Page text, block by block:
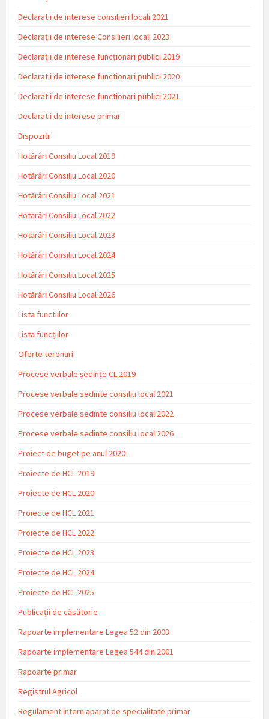
Declaratii de interese consilieri locali 2021
Declarații de interese Consilieri locali 2023
Declarații de interese funcționari publici 2019
Declaratii de interese functionari publici 2020
Declaratii de interese functionari publici 2021
Declaratii de interese primar
Dispozitii
Hotărâri Consiliu Local 2019
Hotărâri Consiliu Local 2020
Hotărâri Consiliu Local 2021
Hotărâri Consiliu Local 2022
Hotărâri Consiliu Local 2023
Hotărâri Consiliu Local 2024
Hotărâri Consiliu Local 2025
Hotărâri Consiliu Local 2026
Lista functiilor
Lista funcțiilor
Oferte terenuri
Procese verbale ședințe CL 2019
Procese verbale sedinte consiliu local 2021
Procese verbale sedinte consiliu local 2022
Procese verbale sedinte consiliu local 2026
Proiect de buget pe anul 2020
Proiecte de HCL 2019
Proiecte de HCL 2020
Proiecte de HCL 2021
Proiecte de HCL 2022
Proiecte de HCL 2023
Proiecte de HCL 2024
Proiecte de HCL 2025
Publicații de căsătorie
Rapoarte implementare Legea 52 din 2003
Rapoarte implementare Legea 544 din 2001
Rapoarte primar
Registrul Agricol
Regulament intern aparat de specialitate primar